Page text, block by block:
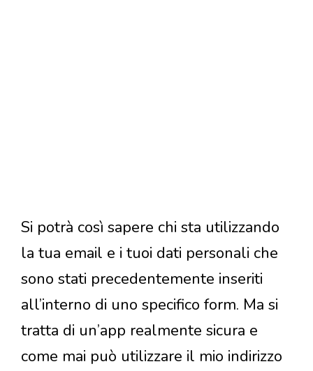
Si potrà così sapere chi sta utilizzando
la tua email e i tuoi dati personali che
sono stati precedentemente inseriti
all’interno di uno specifico form. Ma si
tratta di un’app realmente sicura e
come mai può utilizzare il mio indirizzo